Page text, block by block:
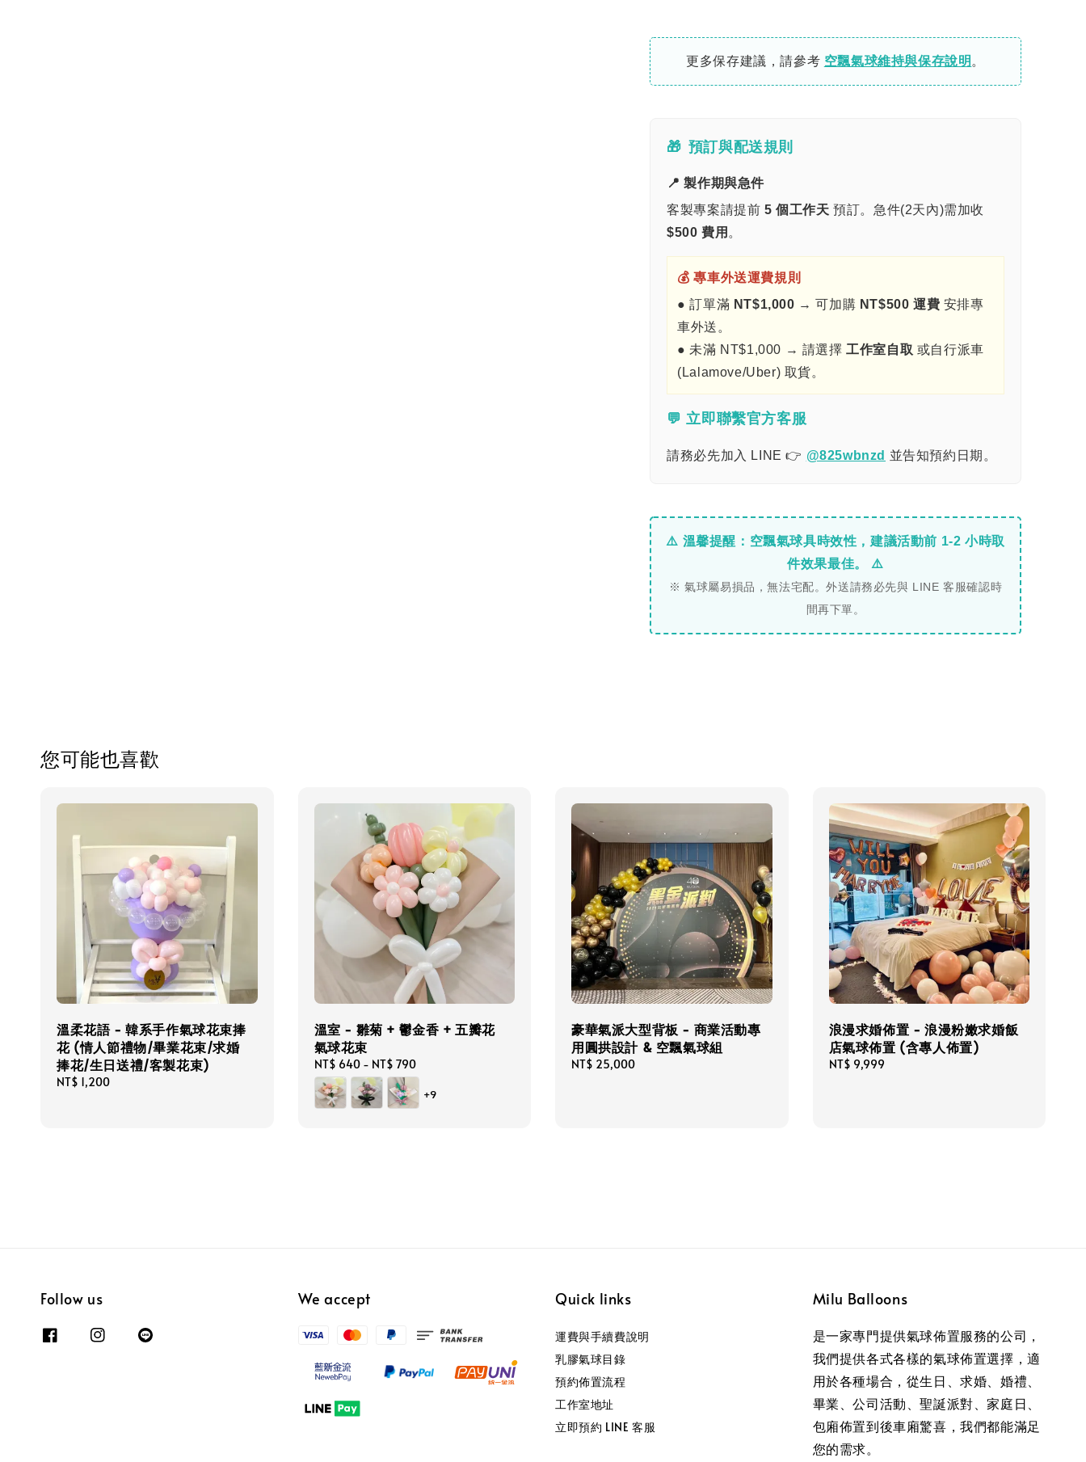
更多保存建議，請參考 空飄氣球維持與保存說明 。
🎁 預訂與配送規則
📍 製作期與急件
客製專案請提前 5 個工作天 預訂。急件(2天內)需加收
$500 費用 。
💰 專車外送運費規則
● 訂單滿 NT$1,000 → 可加購 NT$500 運費 安排專
車外送。
● 未滿 NT$1,000 → 請選擇工作室自取 或自行派車
(Lalamove/Uber) 取貨。
💬 立即聯繫官方客服
請務必先加入 LINE 👉 @825wbnzd 並告知預約日期。
⚠️ 溫馨提醒：空飄氣球具時效性，建議活動前 1-2 小時取
件效果最佳。 ⚠️
※ 氣球屬易損品，無法宅配。外送請務必先與 LINE 客服確認時
間再下單。
您可能也喜歡
溫柔花語 - 韓系手作氣球花束捧
花 (情人節禮物/畢業花束/求婚
捧花/生日送禮/客製花束)
Regular
NT$ 1,200
溫室 - 雛菊 + 鬱金香 + 五瓣花
氣球花束
Regular
price
NT$ 640- NT$ 790
+9
豪華氣派大型背板 - 商業活動專
用圓拱設計 & 空飄氣球組
Regular
NT$ 25,000
浪漫求婚佈置 - 浪漫粉嫩求婚飯
店氣球佈置 (含專人佈置)
Regular
NT$ 9,999
Follow us We accept Quick links
運費與手續費說明
乳膠氣球目錄
預約佈置流程
工作室地址
立即預約 LINE 客服
Milu Balloons
是一家專門提供氣球佈置服務的公司，
我們提供各式各樣的氣球佈置選擇，適
用於各種場合，從生日、求婚、婚禮、
畢業、公司活動、聖誕派對、家庭日、
包廂佈置到後車廂驚喜，我們都能滿足
您的需求。